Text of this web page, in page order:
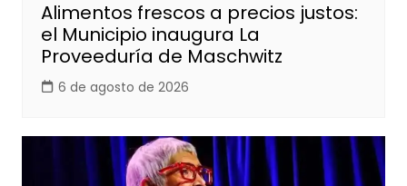
Alimentos frescos a precios justos:
el Municipio inaugura La
Proveeduría de Maschwitz
6 de agosto de 2026